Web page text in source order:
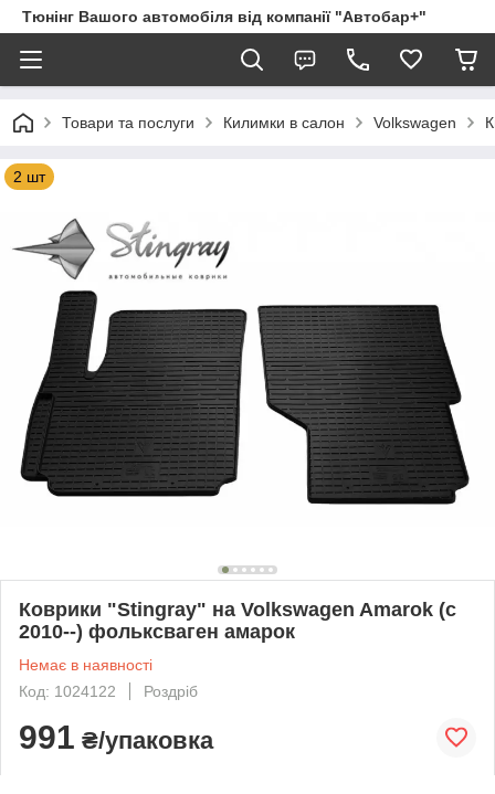
Тюнінг Вашого автомобіля від компанії "Автобар+"
Товари та послуги Килимки в салон Volkswagen
2 шт
Коврики "Stingray" на Volkswagen Amarok (c
2010--) фольксваген амарок
Немає в наявності
Код: 1024122
Роздріб
991 ₴/упаковка